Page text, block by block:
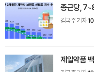
종근당,
김국주 기자
제일약품